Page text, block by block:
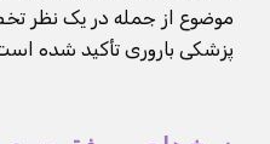
موضوع از جمله در یک نظر
پزشکی باروری تأکید شده